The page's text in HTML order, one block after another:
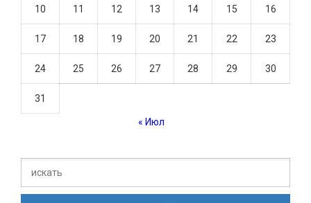
10 11 12 13 14 15 16
17 18 19 20 21 22 23
24 25 26 27 28 29 30
31
« Июл